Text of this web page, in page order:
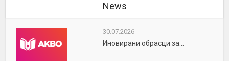
News
30.07.2026
Иновирани обрасци за...